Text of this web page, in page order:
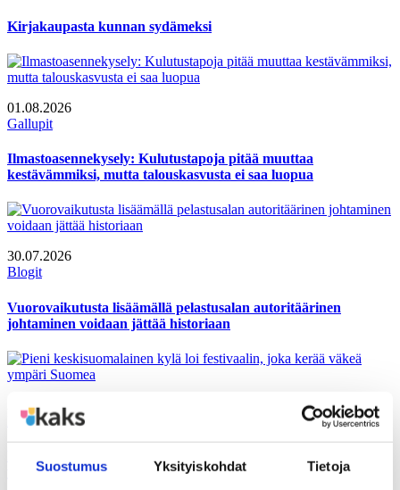
Suostumus Yksityiskohdat Tietoja
Kirjakaupasta kunnan sydämeksi
01.08.2026
Gallupit
Ilmastoasennekysely: Kulutustapoja pitää muuttaa
kestävämmiksi, mutta talouskasvusta ei saa luopua
30.07.2026
Blogit
Vuorovaikutusta lisäämällä pelastusalan autoritäärinen
johtaminen voidaan jättää historiaan
20.07.2026
Polemiikki-lehti
ympäri Suomea